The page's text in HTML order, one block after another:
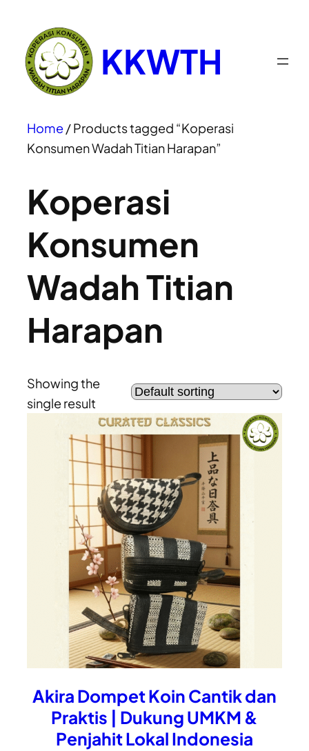
KKWTH
Home/ Products tagged “Koperasi
Konsumen Wadah Titian Harapan”
Koperasi
Konsumen
Wadah Titian
Harapan
Showing the
single result
Akira Dompet Koin Cantik dan
Praktis | Dukung UMKM &
Penjahit Lokal Indonesia